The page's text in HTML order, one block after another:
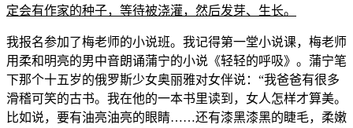
定会有作家的种子，等待被浇灌，然后发芽、生长。
我报名参加了梅老师的小说班。我记得第一堂小说课，梅老师
用柔和明亮的男中音朗诵蒲宁的小说《轻轻的呼吸》。蒲宁笔
下那个十五岁的俄罗斯少女奥丽雅对女伴说：“我爸爸有很多
滑稽可笑的古书。我在他的一本书里读到，女人怎样才算美。
比如说，要有油亮油亮的眼睛……还有漆黑漆黑的睫毛，柔嫩